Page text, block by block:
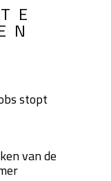
stopt
van de